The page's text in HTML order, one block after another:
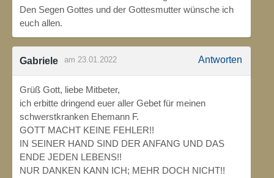
Den Segen Gottes und der Gottesmutter wünsche ich
euch allen.
Gabriele am 23.01.2022 Antworten
Grüß Gott, liebe Mitbeter,
ich erbitte dringend euer aller Gebet für meinen
schwerstkranken Ehemann F.
GOTT MACHT KEINE FEHLER!!
IN SEINER HAND SIND DER ANFANG UND DAS
ENDE JEDEN LEBENS!!
NUR DANKEN KANN ICH; MEHR DOCH NICHT!!